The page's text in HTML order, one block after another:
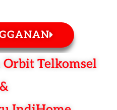
Orbit Telkomsel
&